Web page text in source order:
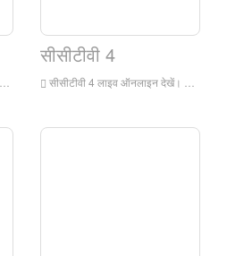
सीसीटीवी 4
सीसीटीवी 4 लाइव ऑनलाइन देखें। ऑनलाइन लाइव टीवी चैनल को समय-समय पर, उद्देश्य और गहराई से घरेलू और अंतरराष्ट्रीय समाचारों पर समाचार कार्यक्रमों, रिपोर्टिंग और टिप्पणी करने का प्रभुत्व है, जबकि मनोरंजन, शिक्षा और सूचना जैसे व्यापक सेवाओं के साथ दर्शकों को प्रदान करते हैं।